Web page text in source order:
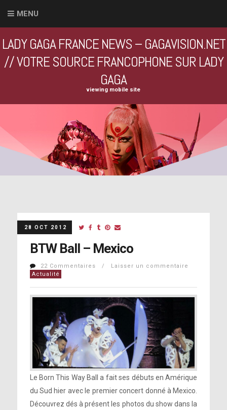
MENU
LADY GAGA FRANCE NEWS – GAGAVISION.NET
// VOTRE SOURCE FRANCOPHONE SUR LADY
GAGA
viewing mobile site
28 OCT 2012
BTW Ball – Mexico
22 Commentaires / Laisser un commentaire
Actualité
Le Born This Way Ball a fait ses débuts en Amérique
du Sud hier avec le premier concert donné à Mexico.
Découvrez dés à présent les photos du show dans la